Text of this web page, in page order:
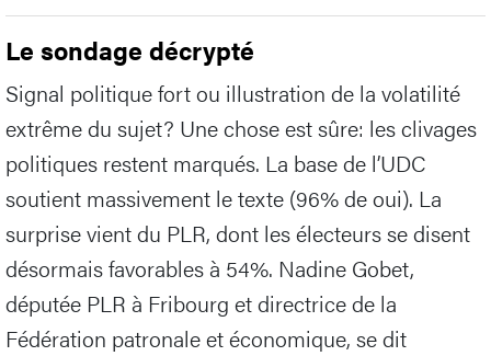
Le sondage décrypté
Signal politique fort ou illustration de la volatilité
extrême du sujet? Une chose est sûre: les clivages
politiques restent marqués. La base de l’UDC
soutient massivement le texte (96% de oui). La
surprise vient du PLR, dont les électeurs se disent
désormais favorables à 54%. Nadine Gobet,
députée PLR à Fribourg et directrice de la
Fédération patronale et économique, se dit